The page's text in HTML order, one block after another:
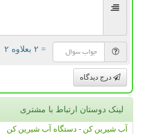
= ۲ بعلاوه ۲
درج دیدگاه
لینک دوستان ارتباط با مشتری
آب شیرین کن - دستگاه آب شیرین کن